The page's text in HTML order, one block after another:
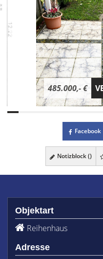
485.000,- €
Facebook
Notizblock ()
Objektart
Reihenhaus
Adresse